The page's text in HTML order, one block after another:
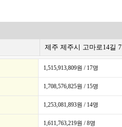
제주 제주시 고마로14길 7
1,515,913,809원 / 17명
1,708,576,825원 / 15명
1,253,081,893원 / 14명
1,611,763,219원 / 8명